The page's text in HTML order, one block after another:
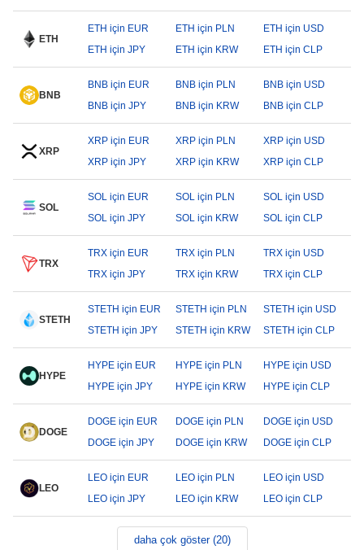
ETH
ETH için EUR ETH için PLN
ETH için USD
ETH için JPY
ETH için KRW ETH için CLP
BNB
BNB için EUR BNB için PLN
BNB için USD
BNB için JPY
BNB için KRW BNB için CLP
XRP
XRP için EUR XRP için PLN
XRP için USD
XRP için JPY
XRP için KRW XRP için CLP
SOL
SOL için EUR SOL için PLN
SOL için USD
SOL için JPY
SOL için KRW SOL için CLP
TRX
TRX için EUR TRX için PLN
TRX için USD
TRX için JPY
TRX için KRW TRX için CLP
STETH
STETH için EUR STETH için PLN
STETH için USD
STETH için JPY
STETH için KRW STETH için CLP
HYPE
HYPE için EUR HYPE için PLN
HYPE için USD
HYPE için JPY
HYPE için KRW HYPE için CLP
DOGE
DOGE için EUR DOGE için PLN
DOGE için USD
DOGE için JPY
DOGE için KRW DOGE için CLP
LEO
LEO için EUR LEO için PLN
LEO için USD
LEO için JPY
LEO için KRW LEO için CLP
daha çok göster (20)